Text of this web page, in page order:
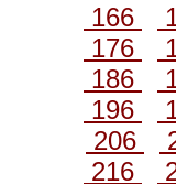
166
176
186
196
206
216